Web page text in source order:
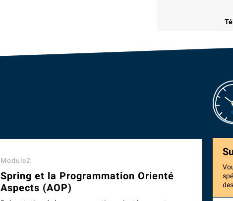
Module2
Spring et la Programmation Orienté
Aspects (AOP)